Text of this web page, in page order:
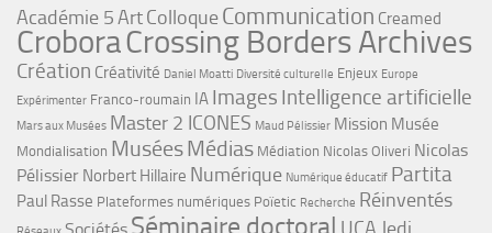
Académie 5ArtColloqueCommunication Creamed
CroboraCrossing Borders Archives
Création Créativité Daniel Moatti Diversité culturelle Enjeux Europe
Expérimenter Franco-roumain IA Images Intelligence artificielle
Mars aux Musées Master 2 ICONES Maud Pélissier Mission Musée
Mondialisation MuséesMédias Médiation Nicolas Oliveri Nicolas
Pélissier Norbert Hillaire Numérique Numérique éducatif Partita
Paul Rasse Plateformes numériques Poïetic Recherche Réinventés
Séminaire doctoral